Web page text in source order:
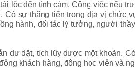
lộc đến tình cảm. Công việc nếu
sự thăng tiến trong địa vị chức
hành, đối tác lý tưởng, người
dư dật, tích lũy được một khoản.
khách hàng, đông học viên và